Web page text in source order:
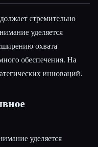
стремительно
уделяется
охвата
обеспечения. На
инноваций.
уделяется